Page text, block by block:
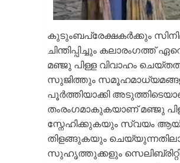
കുടുംബപ്രേക്ഷകർക്കും
ചിന്തിപ്പിച്ചും
മഞ്ജു പിള്ള വിവാഹം
സുജിത്തും
പൂർത്തിയാക്കി
തംരംഗമാകുകയാണ് മഞ്ജു
സ്നേഹിക്കുകയും സ്വയം
തിളങ്ങുകയും
സുഹൃത്തുക്കളും